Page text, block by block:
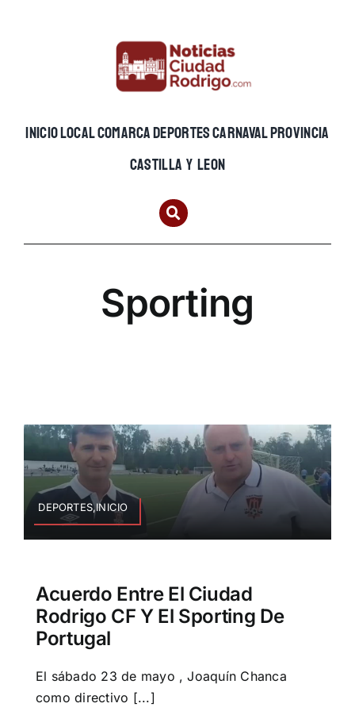
INICIOLOCALCOMARCADEPORTESCARNAVALPROVINCIA
CASTILLA Y LEON
Sporting
DEPORTES,INICIO
Acuerdo Entre El Ciudad
Rodrigo CF Y El Sporting De
Portugal
El sábado 23 de mayo , Joaquín Chanca
como directivo [...]